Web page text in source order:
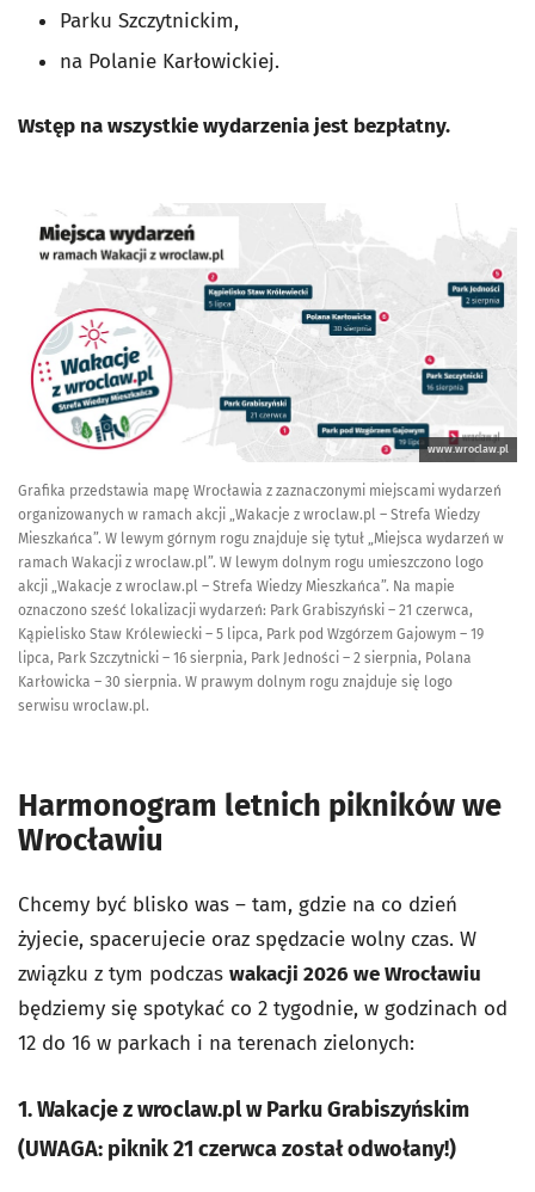
Parku Szczytnickim,
na Polanie Karłowickiej.
Wstęp na wszystkie wydarzenia jest bezpłatny.
www.wroclaw.pl
Grafika przedstawia mapę Wrocławia z zaznaczonymi miejscami wydarzeń
organizowanych w ramach akcji „Wakacje z wroclaw.pl – Strefa Wiedzy
Mieszkańca”. W lewym górnym rogu znajduje się tytuł „Miejsca wydarzeń w
ramach Wakacji z wroclaw.pl”. W lewym dolnym rogu umieszczono logo
akcji „Wakacje z wroclaw.pl – Strefa Wiedzy Mieszkańca”. Na mapie
oznaczono sześć lokalizacji wydarzeń: Park Grabiszyński – 21 czerwca,
Kąpielisko Staw Królewiecki – 5 lipca, Park pod Wzgórzem Gajowym – 19
lipca, Park Szczytnicki – 16 sierpnia, Park Jedności – 2 sierpnia, Polana
Karłowicka – 30 sierpnia. W prawym dolnym rogu znajduje się logo
serwisu wroclaw.pl.
Harmonogram letnich pikników we
Wrocławiu
Chcemy być blisko was – tam, gdzie na co dzień
żyjecie, spacerujecie oraz spędzacie wolny czas. W
związku z tym podczas wakacji 2026 we Wrocławiu
będziemy się spotykać co 2 tygodnie, w godzinach od
12 do 16 w parkach i na terenach zielonych:
1. Wakacje z wroclaw.pl w Parku Grabiszyńskim
(UWAGA: piknik 21 czerwca został odwołany!)